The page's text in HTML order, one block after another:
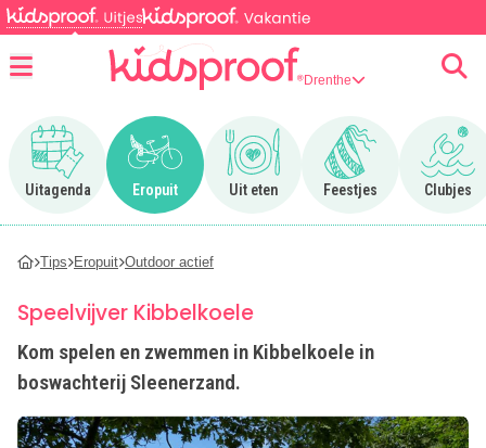
Drenthe
Uitagenda
Ga naar Uitagenda
Eropuit
Ga naar Eropuit
Uit eten
Ga naar Uit eten
Feestjes
Ga naar Feestjes
Clubjes
Ga
Tips Eropuit Outdoor actief
Speelvijver Kibbelkoele
Kom spelen en zwemmen in Kibbelkoele in
boswachterij Sleenerzand.